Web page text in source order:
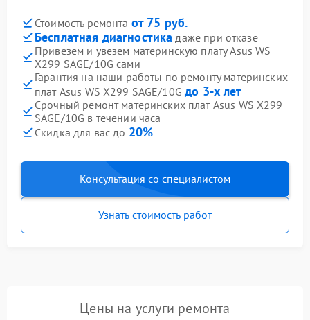
Стоимость ремонта от 75 руб.
Бесплатная диагностика даже при отказе
Привезем и увезем материнскую плату Asus WS
X299 SAGE/10G сами
Гарантия на наши работы по ремонту материнских
плат Asus WS X299 SAGE/10Gдо 3-х лет
Срочный ремонт материнских плат Asus WS X299
SAGE/10G в течении часа
Скидка для вас до 20%
Консультация со специалистом
Узнать стоимость работ
Цены на услуги ремонта